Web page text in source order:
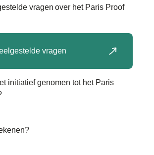
vragen over het Paris Proof
vragen
initiatief genomen tot het Paris